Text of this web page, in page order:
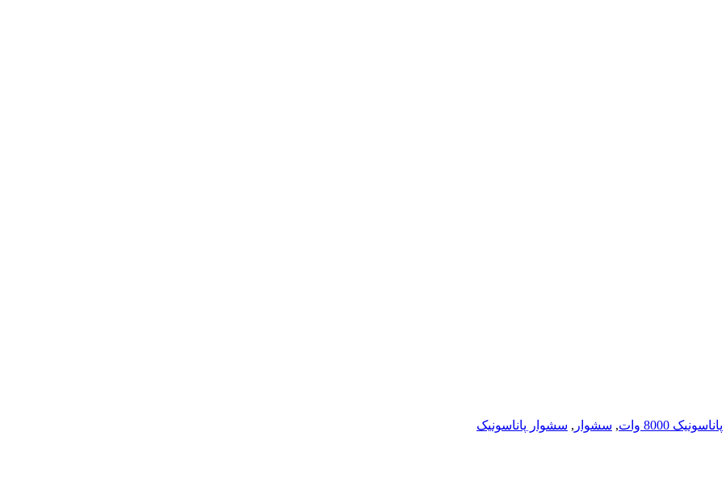
پاناسونیک 8000 وات , سشوار , سشوار پاناسونیک